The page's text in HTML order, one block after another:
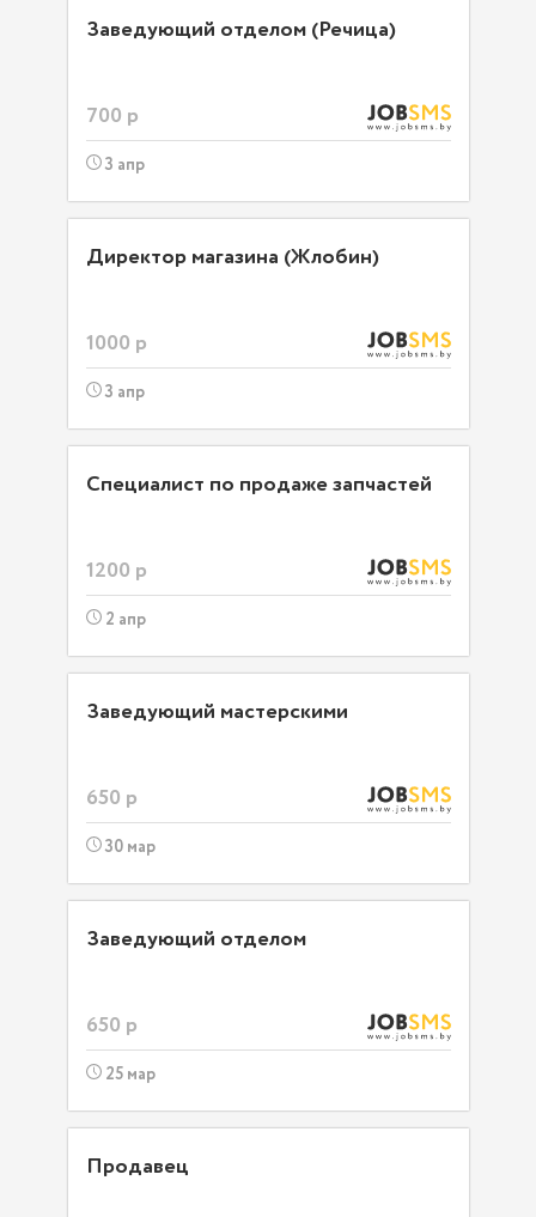
Заведующий отделом (Речица)
700 р
3 апр
Директор магазина (Жлобин)
1000 р
3 апр
Специалист по продаже запчастей
1200 р
2 апр
Заведующий мастерскими
650 р
30 мар
Заведующий отделом
650 р
25 мар
Продавец